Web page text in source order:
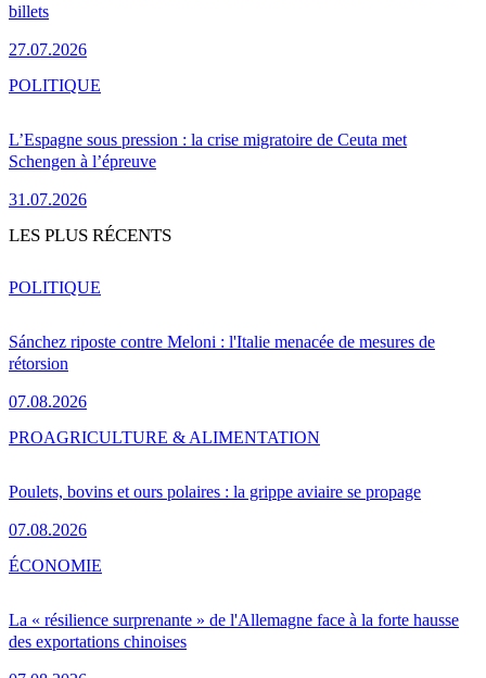
billets
27.07.2026
L’Espagne sous pression : la crise migratoire de Ceuta met
Schengen à l’épreuve
31.07.2026
POLITIQUE
LES PLUS RÉCENTS
Sánchez riposte contre Meloni : l'Italie menacée de mesures de
rétorsion
07.08.2026
POLITIQUE
Poulets, bovins et ours polaires : la grippe aviaire se propage
07.08.2026
PROAGRICULTURE & ALIMENTATION
La « résilience surprenante » de l'Allemagne face à la forte hausse
des exportations chinoises
ÉCONOMIE